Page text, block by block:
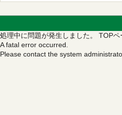
処理中に問題が発生しました。 TOPペ
A fatal error occurred.
Please contact the system